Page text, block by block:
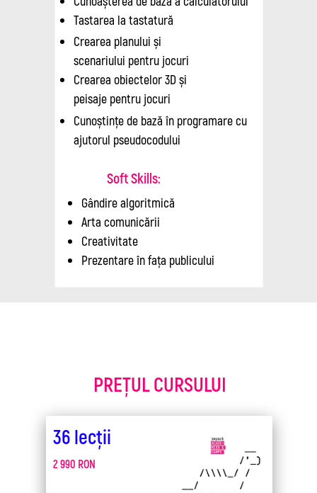
Tastarea la tastatură
Crearea planului și
scenariului pentru jocuri
Crearea obiectelor 3D și
peisaje pentru jocuri
Cunoștințe de bază în programare cu
ajutorul pseudocodului
Soft Skills:
Creativitate
Prezentare în fața publicului
Gândire algoritmică
Arta comunicării
36 lecții
2 990 RON
PREȚUL CURSULUI